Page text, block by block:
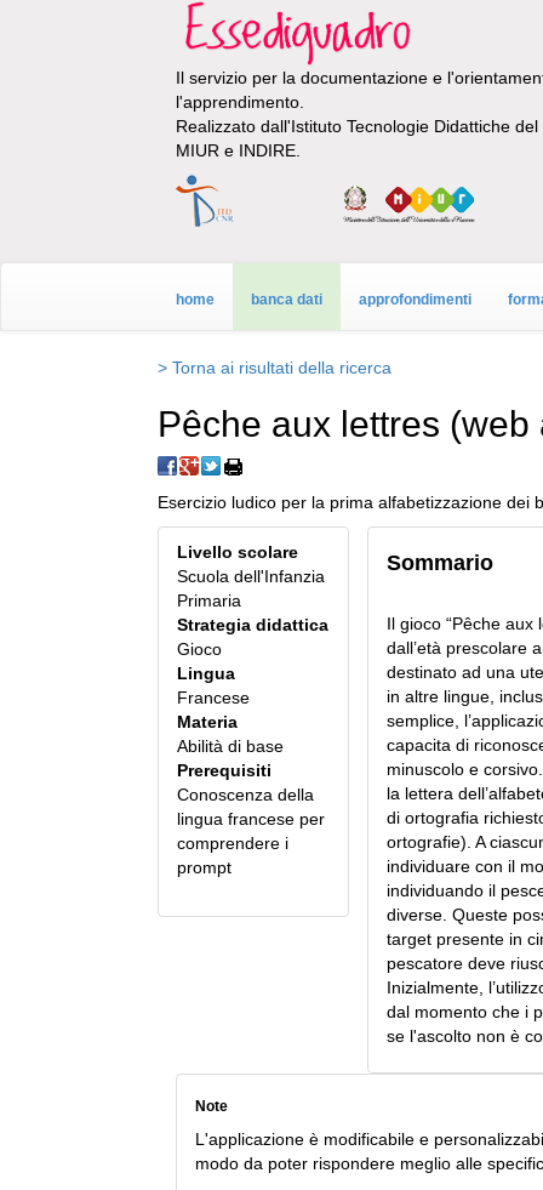
Il servizio per la documentazione e
l'apprendimento.
Realizzato dall'Istituto Tecnologie Didattiche
MIUR e INDIRE.
home banca dati approfondimenti
> Torna ai risultati della ricerca
Pêche aux lettres (web
Esercizio ludico per la prima alfabetizzazione dei
Livello scolare
Scuola dell'Infanzia
Primaria
Strategia didattica
Gioco
Lingua
Francese
Materia
Abilità di base
Prerequisiti
Conoscenza della
lingua francese per
comprendere i
prompt
Sommario
Il gioco “Pêche aux
dall’età prescolare
destinato ad una
in altre lingue,
semplice,
capacita di
minuscolo e
la lettera
di ortografia
ortografie). A
individuare con il
individuando il
diverse. Queste
target presente in
pescatore deve
Inizialmente,
dal momento che i
se l'ascolto non è
Note
L'applicazione è modificabile e
modo da poter rispondere meglio alle